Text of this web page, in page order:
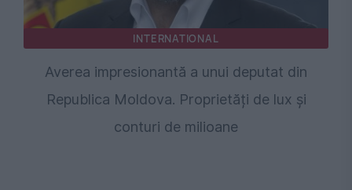
INTERNATIONAL
Averea impresionantă a unui deputat din
Republica Moldova. Proprietăți de lux și
conturi de milioane